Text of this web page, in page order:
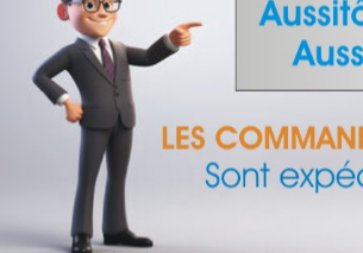
Qui sommes-nous ?
Nos agences
Contactez-nous
Frais de port
Conditions de ventes
Trouver ma pièce à changer